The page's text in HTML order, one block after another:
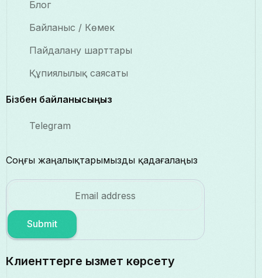
Блог
Байланыс / Көмек
Пайдалану шарттары
Құпиялылық саясаты
Бізбен байланысыңыз
Telegram
Соңғы жаңалықтарымызды қадағалаңыз
Submit
Клиенттерге қызмет көрсету